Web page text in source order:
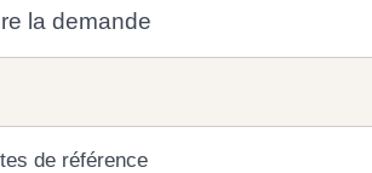
la demande
de référence